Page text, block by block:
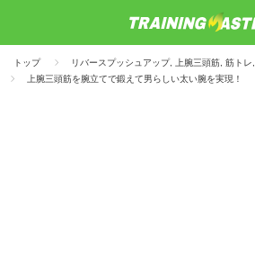
トップ リバースプッシュアップ, 上腕三頭筋 筋トレ
上腕三頭筋を腕立てで鍛えて男らしい太い腕を実現！